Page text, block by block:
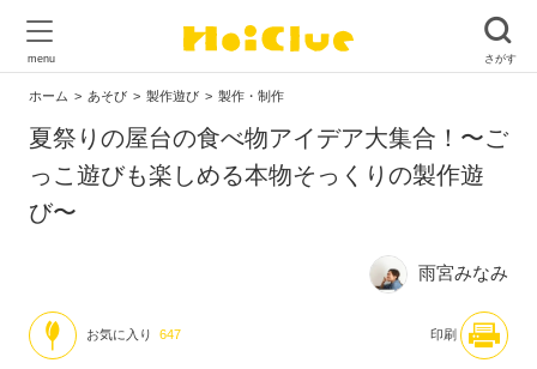
ホーム あそび 製作遊び 製作・制作
夏祭りの屋台の食べ物アイデア大集合！〜ご
っこ遊びも楽しめる本物そっくりの製作遊
び〜
雨宮みなみ
お気に入り 647 印刷